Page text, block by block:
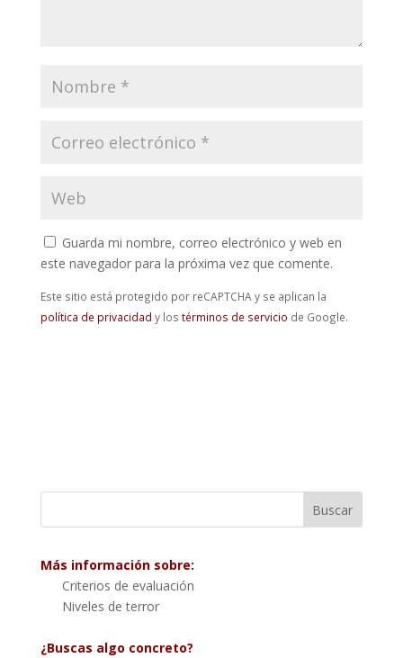
Guarda mi nombre, correo electrónico y web en
este navegador para la próxima vez que comente.
Este sitio está protegido por reCAPTCHA y se aplican la
política de privacidad y los términos de servicio de Google.
Más información sobre:
Criterios de evaluación
Niveles de terror
¿Buscas algo concreto?